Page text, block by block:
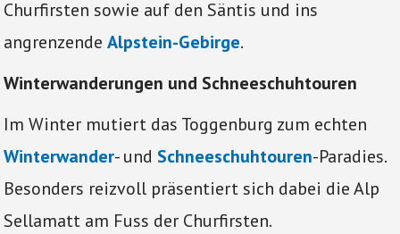
Churfirsten sowie auf den Säntis und ins
angrenzende Alpstein-Gebirge.
Winterwanderungen und Schneeschuhtouren
Im Winter mutiert das Toggenburg zum echten
Winterwander- und Schneeschuhtouren-Paradies.
Besonders reizvoll präsentiert sich dabei die Alp
Sellamatt am Fuss der Churfirsten.